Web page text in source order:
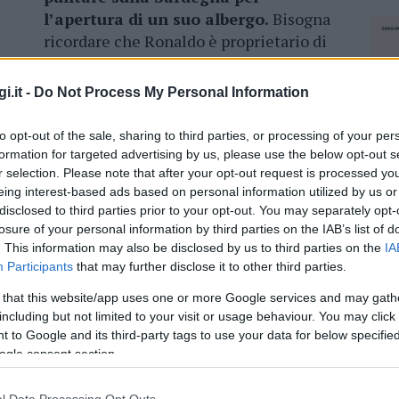
- Do Not Process My Personal Information
opt-out of the sale, sharing to third parties, or processing of your
for targeted advertising by us, please use the below opt-out
selection. Please note that after your opt-out request is processed
interest-based ads based on personal information utilized by us
to third parties prior to your opt-out. You may separately
of your personal information by third parties on the IAB’s list of
This information may also be disclosed by us to third parties on the
Participants that may further disclose it to other third parties.
that this website/app uses one or more Google services and may
but not limited to your visit or usage behaviour. You may
to Google and its third-party tags to use your data for below
consent section.
l’apertura di un suo albergo. Bisogna
ricordare che Ronaldo è proprietario di
una catena di hotel extra lusso: la
“Pestana CR7”.
dal gruppo alberghiero sotto il marchio CR7:
, capoluogo
a Marrakech.L’investimento in
pare si aggiri sui 40 milioni di euro.
cliccandoqui